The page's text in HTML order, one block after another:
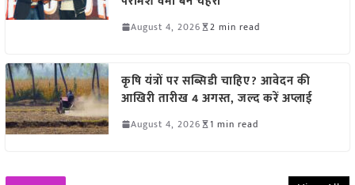
August 4, 2026 2 min read
कृषि यंत्रों पर सब्सिडी चाहिए? आवेदन की
आखिरी तारीख 4 अगस्त, जल्द करें अप्लाई
August 4, 2026 1 min read